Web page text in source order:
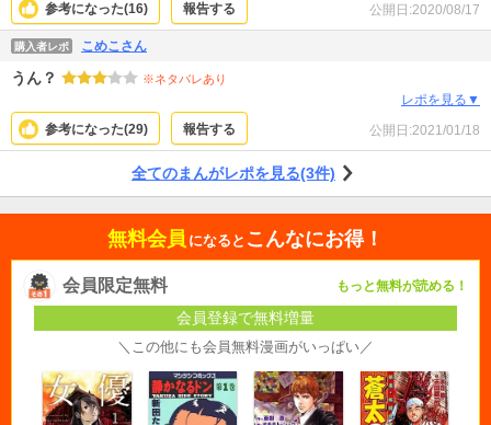
参考になった(16) 報告する 公開日:2020/08/17
購入者レポ こめこさん
うん？ ※ネタバレあり
レポを見る▼
参考になった(29) 報告する 公開日:2021/01/18
全てのまんがレポを見る(3件)
無料会員 になると こんなにお得！
会員限定無料 もっと無料が読める！
会員登録で無料増量
＼この他にも会員無料漫画がいっぱい／